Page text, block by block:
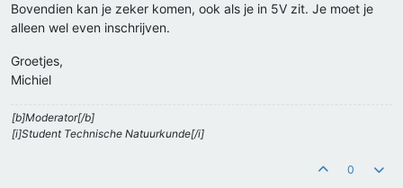
Bovendien kan je zeker komen, ook als je in 5V zit. Je moet je
alleen wel even inschrijven.
Groetjes,
Michiel
[b]Moderator[/b]
[i]Student Technische Natuurkunde[/i]
0